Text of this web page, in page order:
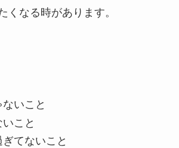
くなる時があります。
いこと
こと
てないこと